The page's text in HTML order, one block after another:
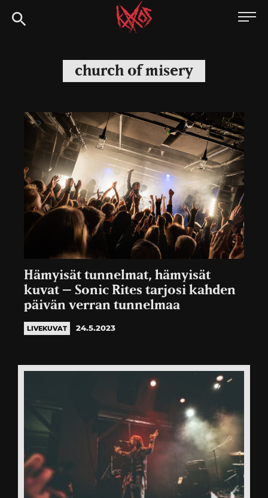
Siirry
suoraan
Kaaoszine
church of misery
Hämyisät tunnelmat, hämyisät
kuvat – Sonic Rites tarjosi kahden
päivän verran tunnelmaa
LIVEKUVAT 24.5.2023